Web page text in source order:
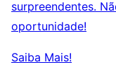
surpreendentes.
oportunidade!
Saiba Mais!